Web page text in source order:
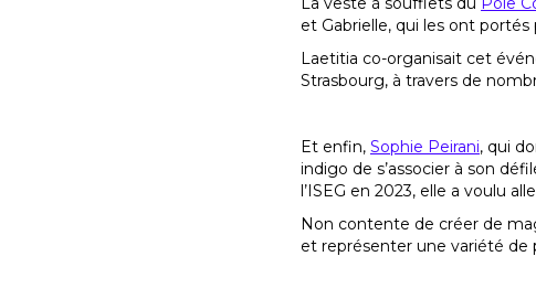
et Gabrielle, qui les ont portés
Laetitia co-organisait cet
Strasbourg, à travers de
Et enfin, Sophie Peirani, qui
indigo de s’associer à son
l’ISEG en 2023, elle a voulu
Non contente de créer de
et représenter une variété de